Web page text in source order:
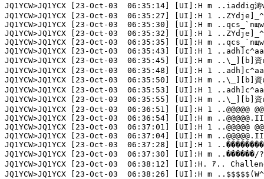
JQ1YCW>JQ1YCX [23-Oct-03  06:35:14] [UI]:H m ..iaddig
JQ1YCW>JQ1YCX [23-Oct-03  06:35:27] [UI]:H 1
JQ1YCW>JQ1YCX [23-Oct-03  06:35:30] [UI]:H m
JQ1YCW>JQ1YCX [23-Oct-03  06:35:32] [UI]:H 1
JQ1YCW>JQ1YCX [23-Oct-03  06:35:35] [UI]:H m
JQ1YCW>JQ1YCX [23-Oct-03  06:35:43] [UI]:H 1
JQ1YCW>JQ1YCX [23-Oct-03  06:35:45] [UI]:H m ..\_][b]資
JQ1YCW>JQ1YCX [23-Oct-03  06:35:48] [UI]:H 1
JQ1YCW>JQ1YCX [23-Oct-03  06:35:50] [UI]:H m ..\_][b]資
JQ1YCW>JQ1YCX [23-Oct-03  06:35:53] [UI]:H 1
JQ1YCW>JQ1YCX [23-Oct-03  06:35:55] [UI]:H m ..\_][b]資
JQ1YCW>JQ1YCX [23-Oct-03  06:36:51] [UI]:H 1 ..@@@@@ @@@@@@
JQ1YCW>JQ1YCX [23-Oct-03  06:36:54] [UI]:H m ..@@@@@.IIHHHHHH@@@@
JQ1YCW>JQ1YCX [23-Oct-03  06:37:01] [UI]:H 1 ..@@@@@ @@@@@@
JQ1YCW>JQ1YCX [23-Oct-03  06:37:04] [UI]:H m ..@@@@@.IIHHHHHH@@@@
JQ1YCW>JQ1YCX [23-Oct-03  06:37:28] [UI]:H 1
JQ1YCW>JQ1YCX [23-Oct-03  06:37:30] [UI]:H m ..������/
JQ1YCW>JQ1YCX [23-Oct-03  06:38:12] [UI]:H. ｱ..
JQ1YCW>JQ1YCX [23-Oct-03  06:38:26] [UI]:H m